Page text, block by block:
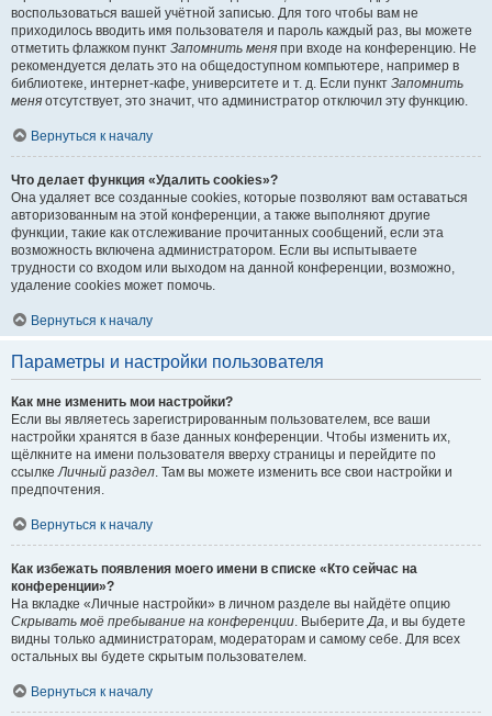
воспользоваться вашей учётной записью. Для того чтобы вам не
приходилось вводить имя пользователя и пароль каждый раз, вы можете
отметить флажком пункт Запомнить меня при входе на конференцию. Не
рекомендуется делать это на общедоступном компьютере, например в
библиотеке, интернет-кафе, университете и т. д. Если пункт Запомнить
меня отсутствует, это значит, что администратор отключил эту функцию.
Вернуться к началу
Что делает функция «Удалить cookies»?
Она удаляет все созданные cookies, которые позволяют вам оставаться
авторизованным на этой конференции, а также выполняют другие
функции, такие как отслеживание прочитанных сообщений, если эта
возможность включена администратором. Если вы испытываете
трудности со входом или выходом на данной конференции, возможно,
удаление cookies может помочь.
Вернуться к началу
Параметры и настройки пользователя
Как мне изменить мои настройки?
Если вы являетесь зарегистрированным пользователем, все ваши
настройки хранятся в базе данных конференции. Чтобы изменить их,
щёлкните на имени пользователя вверху страницы и перейдите по
ссылкеЛичный раздел. Там вы можете изменить все свои настройки и
предпочтения.
Вернуться к началу
Как избежать появления моего имени в списке «Кто сейчас на
конференции»?
На вкладке «Личные настройки» в личном разделе вы найдёте опцию
Скрывать моё пребывание на конференции. ВыберитеДа, и вы будете
видны только администраторам, модераторам и самому себе. Для всех
остальных вы будете скрытым пользователем.
Вернуться к началу